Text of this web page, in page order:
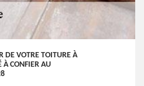
DE VOTRE TOITURE À
CONFIER AU